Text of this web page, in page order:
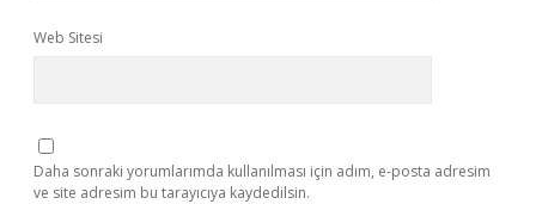
Web Sitesi
Daha sonraki yorumlarımda kullanılması için adım, e-posta adresim
ve site adresim bu tarayıcıya kaydedilsin.